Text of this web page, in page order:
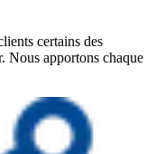
certains des
Nous apportons chaque